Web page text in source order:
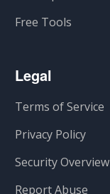
Free Tools
Legal
Terms of Service
Privacy Policy
Security Overview
Report Abuse